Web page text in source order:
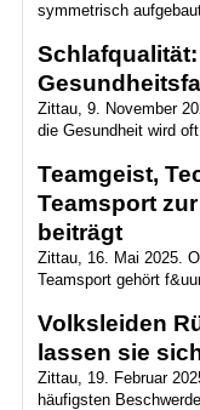
symmetrisch
Zittau, 9. November
die Gesundheit wird
Teamgeist,
Teamsport
beiträgt
Zittau, 16. Mai 2025.
Teamsport gehört
Volksleiden
lassen sie
Zittau, 19. Februar
häufigsten